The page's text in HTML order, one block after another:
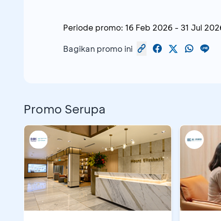
Periode promo: 16 Feb 2026 - 31 Jul
Bagikan promo ini
Promo Serupa